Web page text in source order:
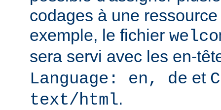
codages à une
exemple, le fichier
sera servi avec les en-
Language: en, de et
text/html.